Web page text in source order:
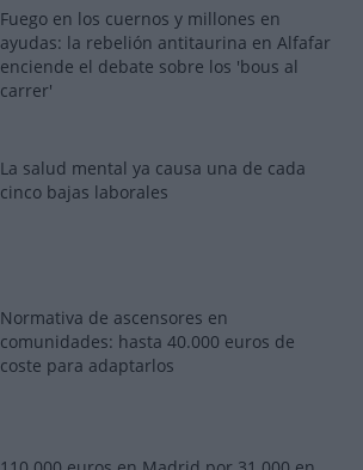
Fuego en los cuernos y millones en
ayudas: la rebelión antitaurina en Alfafar
enciende el debate sobre los 'bous al
carrer'
La salud mental ya causa una de cada
cinco bajas laborales
Normativa de ascensores en
comunidades: hasta 40.000 euros de
coste para adaptarlos